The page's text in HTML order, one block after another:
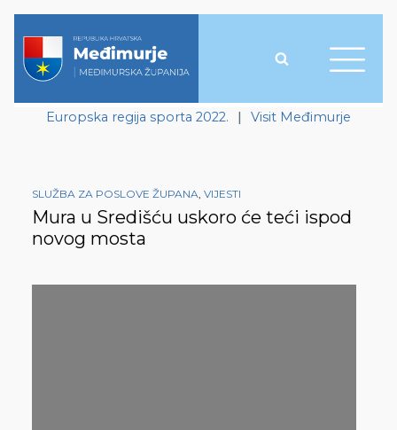
Europska regija sporta 2022. | Visit Međimurje
SLUŽBA ZA POSLOVE ŽUPANA, VIJESTI
Mura u Središću uskoro će teći ispod
novog mosta